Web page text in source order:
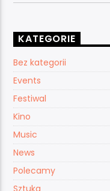
KATEGORIE
Bez kategorii
Events
Festiwal
Kino
Music
News
Polecamy
Sztuka